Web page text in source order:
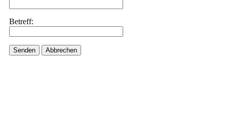
Betreff:
Senden Abbrechen